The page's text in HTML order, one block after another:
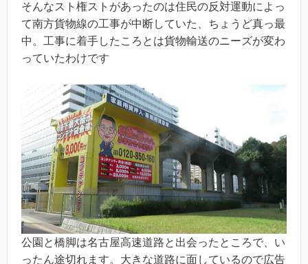
そんなスト権ストがあったのは住民の反対運動によっ
て南方貨物線の工事が中断していた、ちょうど真っ最
中。工事に着手したころとは貨物輸送のニーズが変わ
っていたわけです
公園と橋脚は名古屋高速道路と出会ったところで、い
ったん途切れます。大きな道路に面しているので広告